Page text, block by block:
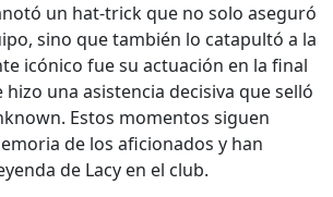
un hat-trick que no solo aseguró
sino que también lo catapultó a la
icónico fue su actuación en la final
una asistencia decisiva que selló
Estos momentos siguen
de los aficionados y han
de Lacy en el club.